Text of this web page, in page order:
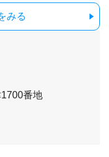
みる
番地